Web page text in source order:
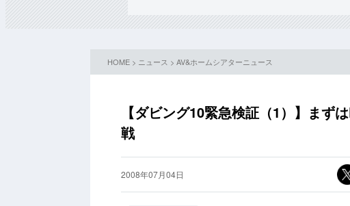
HOME > ニュース > AV&ホームシアターニュース
【ダビング10緊急検証（1）】まず
戦
2008年07月04日